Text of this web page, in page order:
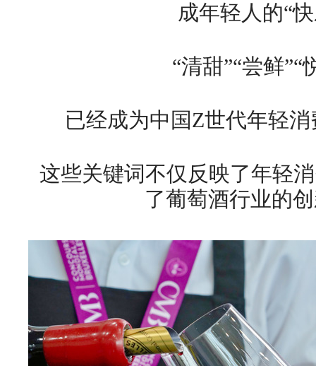
成年轻人的“
“清甜”“尝鲜”“
已经成为中国Z世代年轻
这些关键词不仅反映了年轻
了葡萄酒行业的